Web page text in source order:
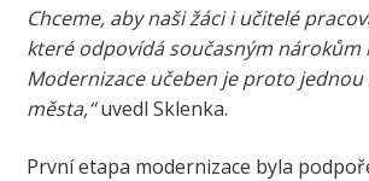
Chceme, aby naši žáci i učitelé
které odpovídá současným nárokům
Modernizace učeben je proto
města,“uvedl Sklenka.
První etapa modernizace byla